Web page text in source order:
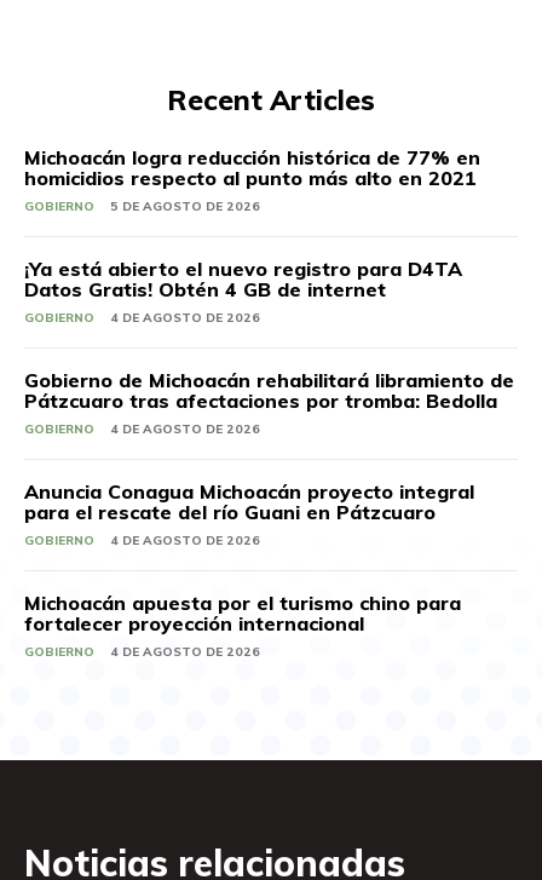
Recent Articles
Michoacán logra reducción histórica de 77% en
homicidios respecto al punto más alto en 2021
GOBIERNO 5 DE AGOSTO DE 2026
¡Ya está abierto el nuevo registro para D4TA
Datos Gratis! Obtén 4 GB de internet
GOBIERNO 4 DE AGOSTO DE 2026
Gobierno de Michoacán rehabilitará libramiento de
Pátzcuaro tras afectaciones por tromba: Bedolla
GOBIERNO 4 DE AGOSTO DE 2026
Anuncia Conagua Michoacán proyecto integral
para el rescate del río Guani en Pátzcuaro
GOBIERNO 4 DE AGOSTO DE 2026
Michoacán apuesta por el turismo chino para
fortalecer proyección internacional
GOBIERNO 4 DE AGOSTO DE 2026
Noticias relacionadas